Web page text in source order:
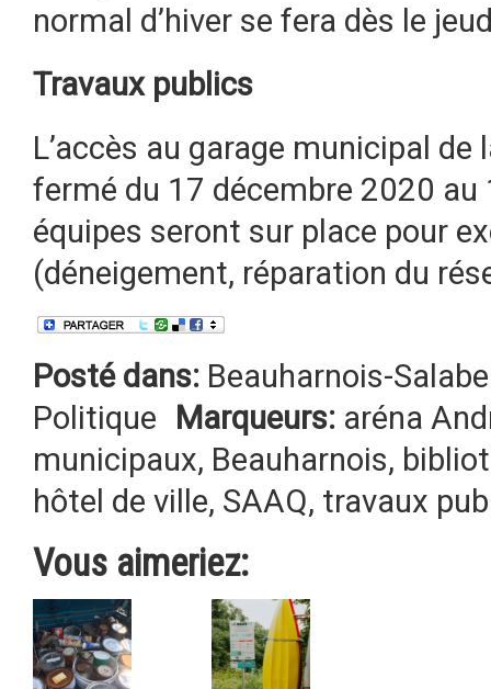
normal d’hiver se fera dès le
Travaux publics
L’accès au garage municipal de
fermé du 17 décembre 2020
équipes seront sur place pour
(déneigement, réparation du
Posté dans: Beauharnois-
Politique
Marqueurs: aréna
municipaux, Beauharnois,
hôtel de ville, SAAQ, travaux
Vous aimeriez: